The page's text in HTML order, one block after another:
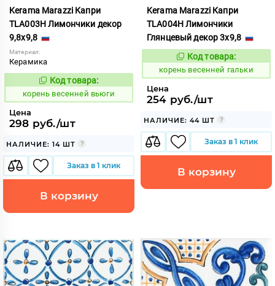
Kerama Marazzi Капри
TLA003H Лимончики декор
9,8x9,8
Материал:
Керамика
782514
Код товара:
корень весенней вьюги
Цена
298 руб./шт
НАЛИЧИЕ: 14 ШТ
Заказ в 1 клик
В корзину
Kerama Marazzi Капри
TLA004H Лимончики
Глянцевый декор 3x9,8
782515
Код товара:
корень весенней гальки
Цена
254 руб./шт
НАЛИЧИЕ: 44 ШТ
Заказ в 1 клик
В корзину